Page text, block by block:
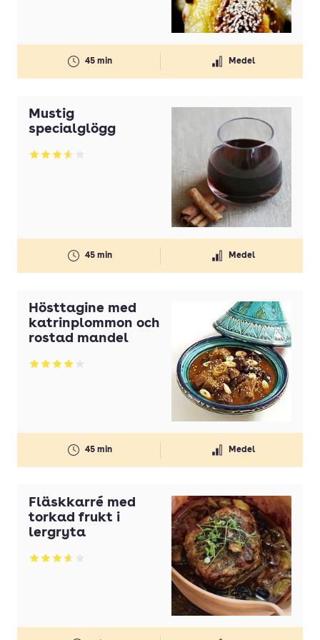
Koriander
Nötkött
Olivolja
Olja
Pasta
Potatis(ar)
Purjolök(ar)
45 min Medel
Mustig
specialglögg
Betyg: 3.58 av 5
45 min Medel
Hösttagine med
katrinplommon och
rostad mandel
Betyg: 4.04 av 5
45 min Medel
Fläskkarré med
torkad frukt i
lergryta
Betyg: 3.68 av 5